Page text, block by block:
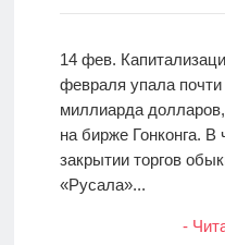
14 фев.
февраля упала
миллиарда
на бирже Гонконга. В
закрытии торгов
«Русала»...
-